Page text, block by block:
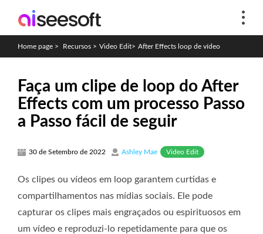
Home page > Recursos > Video Edit> After Effects loop de vídeo
Faça um clipe de loop do After
Effects com um processo Passo
a Passo fácil de seguir
30 de Setembro de 2022 Ashley Mae Video Edit
Os clipes ou vídeos em loop garantem curtidas e
compartilhamentos nas mídias sociais. Ele pode
capturar os clipes mais engraçados ou espirituosos em
um vídeo e reproduzi-lo repetidamente para que os